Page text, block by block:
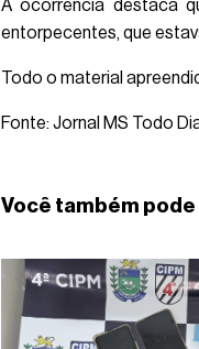
A ocorrência destaca
entorpecentes, que
Todo o material
Fonte: Jornal MS Todo
Você também